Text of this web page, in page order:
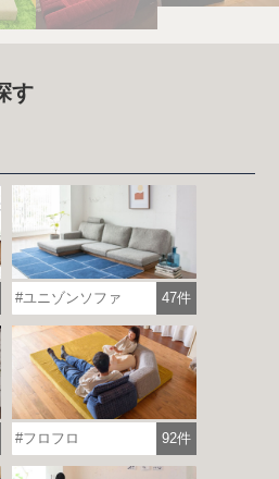
す
ユニゾンソファ 47件
フロフロ 92件